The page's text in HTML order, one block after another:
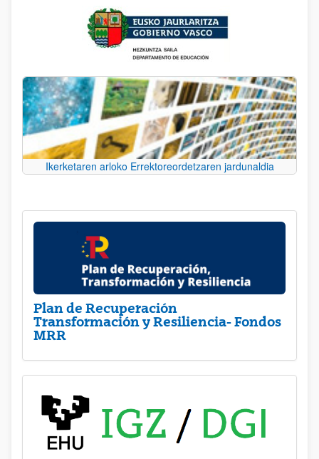
Ikerketaren arloko Errektoreordetzaren jardunaldia
Plan de Recuperación
Transformación y Resiliencia- Fondos
MRR